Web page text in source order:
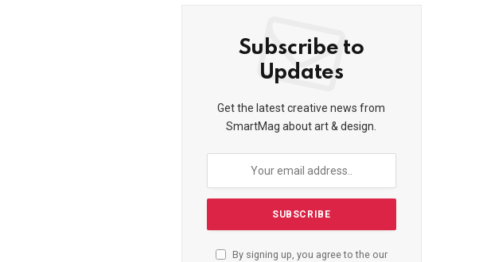
Subscribe to
Updates
Get the latest creative news from
SmartMag about art & design.
By signing up, you agree to the our